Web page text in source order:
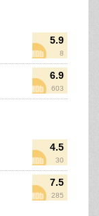
5.9
8
6.9
603
4.5
30
7.5
285